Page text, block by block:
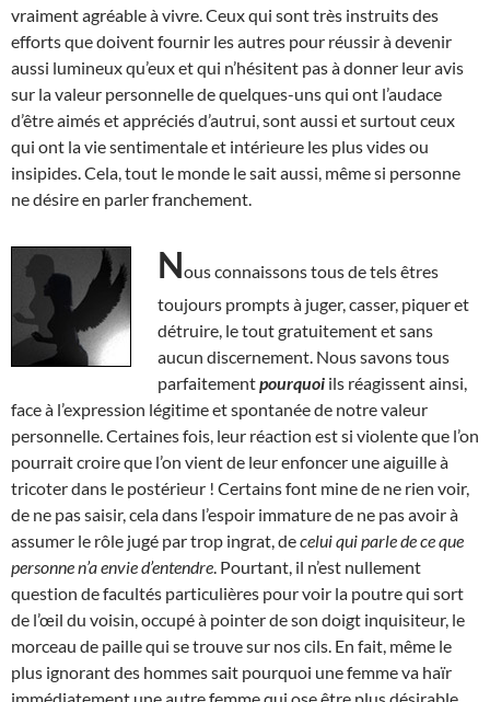
vraiment agréable à vivre. Ceux qui sont très instruits des
efforts que doivent fournir les autres pour réussir à devenir
aussi lumineux qu’eux et qui n’hésitent pas à donner leur avis
sur la valeur personnelle de quelques-uns qui ont l’audace
d’être aimés et appréciés d’autrui, sont aussi et surtout ceux
qui ont la vie sentimentale et intérieure les plus vides ou
insipides. Cela, tout le monde le sait aussi, même si personne
ne désire en parler franchement.
Nous connaissons tous de tels êtres
toujours prompts à juger, casser, piquer et
détruire, le tout gratuitement et sans
aucun discernement. Nous savons tous
parfaitementpourquoi ils réagissent ainsi,
face à l’expression légitime et spontanée de notre valeur
personnelle. Certaines fois, leur réaction est si violente que l’on
pourrait croire que l’on vient de leur enfoncer une aiguille à
tricoter dans le postérieur ! Certains font mine de ne rien voir,
de ne pas saisir, cela dans l’espoir immature de ne pas avoir à
assumer le rôle jugé par trop ingrat, decelui qui parle de ce que
personne n’a envie d’entendre . Pourtant, il n’est nullement
question de facultés particulières pour voir la poutre qui sort
de l’œil du voisin, occupé à pointer de son doigt inquisiteur, le
morceau de paille qui se trouve sur nos cils. En fait, même le
plus ignorant des hommes sait pourquoi une femme va haïr
immédiatement une autre femme qui ose être plus désirable